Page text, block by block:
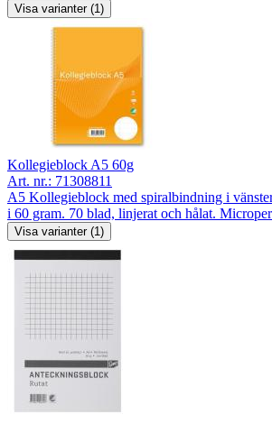
Visa varianter (1)
Kollegieblock A5 60g
Art. nr.: 71308811
A5 Kollegieblock med spiralbindning i
i 60 gram. 70 blad, linjerat och hålat.
Visa varianter (1)